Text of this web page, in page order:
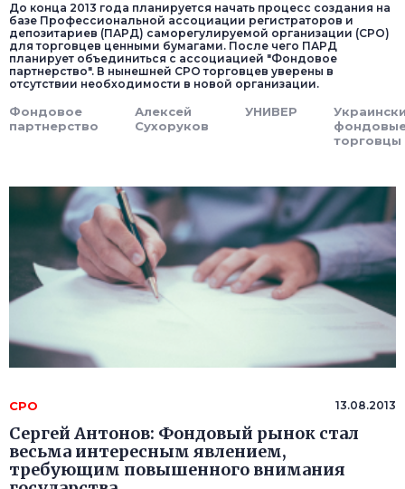
До конца 2013 года планируется начать процесс создания на
базе Профессиональной ассоциации регистраторов и
депозитариев (ПАРД) саморегулируемой организации (СРО)
для торговцев ценными бумагами. После чего ПАРД
планирует объединиться с ассоциацией "Фондовое
партнерство". В нынешней СРО торговцев уверены в
отсутствии необходимости в новой организации.
Фондовое
партнерство
Алексей
Сухоруков
УНИВЕР
торговцы
СРО 13.08.2013
Сергей Антонов: Фондовый рынок стал
весьма интересным явлением,
требующим повышенного внимания